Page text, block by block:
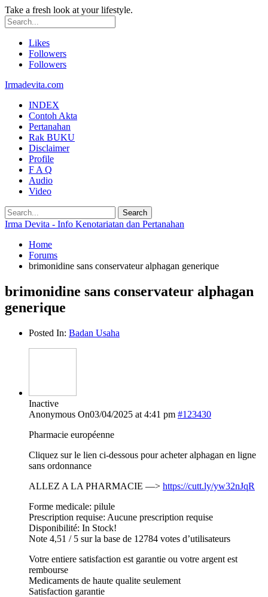
Take a fresh look at your lifestyle.
Likes
Followers
Followers
Irmadevita.com
INDEX
Contoh Akta
Pertanahan
Rak BUKU
Disclaimer
Profile
F A Q
Audio
Video
Irma Devita - Info Kenotariatan dan Pertanahan
Home
Forums
brimonidine sans conservateur alphagan generique
brimonidine sans conservateur alphagan
generique
Posted In: Badan Usaha
Inactive
Anonymous On03/04/2025 at 4:41 pm #123430
Pharmacie européenne
Cliquez sur le lien ci-dessous pour acheter alphagan en ligne
sans ordonnance
ALLEZ A LA PHARMACIE —> https://cutt.ly/yw32nJqR
Forme medicale: pilule
Prescription requise: Aucune prescription requise
Disponibilité: In Stock!
Note 4,51 / 5 sur la base de 12784 votes d’utilisateurs
Votre entiere satisfaction est garantie ou votre argent est
rembourse
Medicaments de haute qualite seulement
Satisfaction garantie